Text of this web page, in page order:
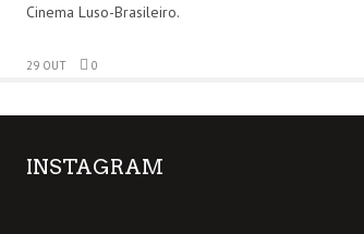
Cinema Luso-Brasileiro.
29 OUT 0
INSTAGRAM